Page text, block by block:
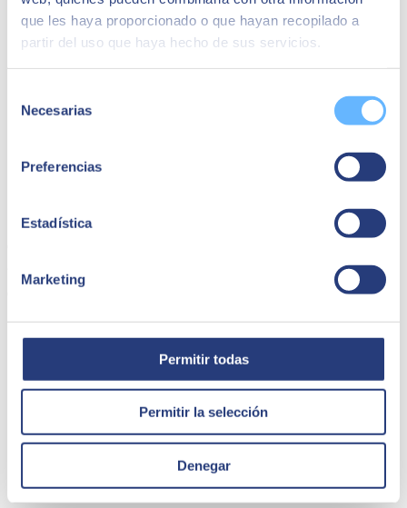
que les haya proporcionado o que hayan recopilado a
partir del uso que haya hecho de sus servicios.
Necesarias
Preferencias
Estadística
Marketing
Permitir todas
Permitir la selección
Denegar
Capsa Food | SAP Ariba